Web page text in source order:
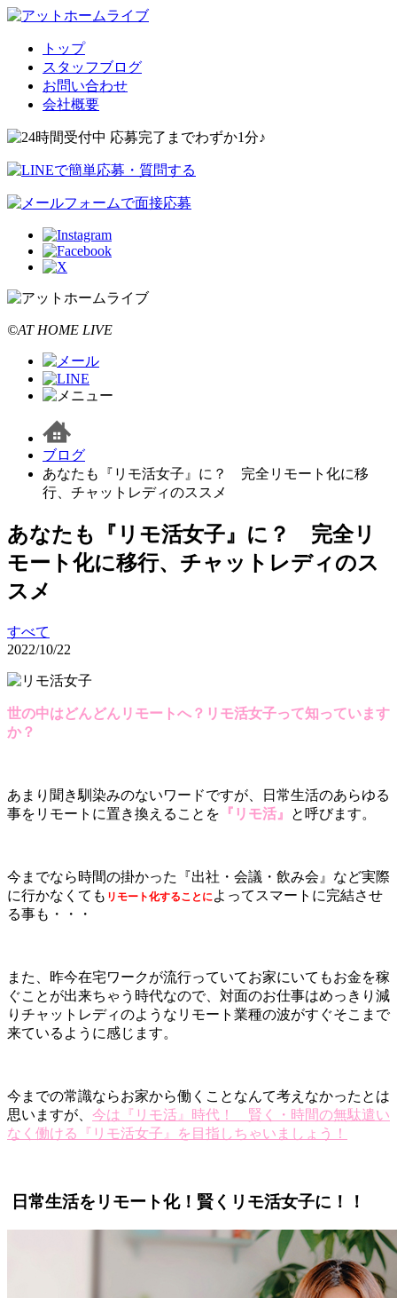
トップ
スタッフブログ
お問い合わせ
会社概要
©AT HOME LIVE
ブログ
あなたも『リモ活女子』に？ 完全リモート化に移
行、チャットレディのススメ
あなたも『リモ活女子』に？ 完全リ
モート化に移行、チャットレディのス
スメ
すべて
2022/10/22
世の中はどんどんリモートへ？リモ活女子って知っています
か？
あまり聞き馴染みのないワードですが、日常生活のあらゆる
事をリモートに置き換えることを 『リモ活』 と呼びます。
今までなら時間の掛かった『出社・会議・飲み会』など実際
に行かなくても リモート化することによってスマートに完結させ
る事も・・・
また、昨今在宅ワークが流行っていてお家にいてもお金を稼
ぐことが出来ちゃう時代なので、対面のお仕事はめっきり減
りチャットレディのようなリモート業種の波がすぐそこまで
来ているように感じます。
今までの常識ならお家から働くことなんて考えなかったとは
思いますが、 今は『リモ活』時代！ 賢く・時間の無駄遣い
なく働ける『リモ活女子』を目指しちゃいましょう！
日常生活をリモート化！賢くリモ活女子に！！